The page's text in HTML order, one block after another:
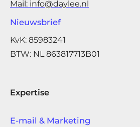
Mail: info@daylee.nl
Nieuwsbrief
KvK: 85983241
BTW: NL 863817713B01
Expertise
E-mail & Marketing